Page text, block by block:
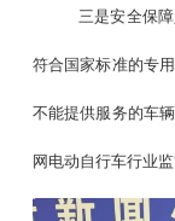
三是安全保
符合国家标准的专
不能提供服务的车
网电动自行车行业